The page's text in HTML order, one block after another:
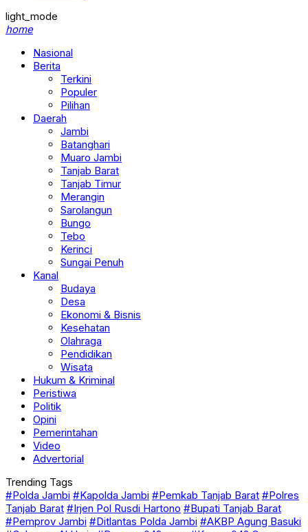
light_mode
home
Nasional
Berita
Terkini
Populer
Pilihan
Daerah
Jambi
Batanghari
Muaro Jambi
Tanjab Barat
Tanjab Timur
Merangin
Sarolangun
Bungo
Tebo
Kerinci
Sungai Penuh
Kanal
Budaya
Desa
Ekonomi & Bisnis
Kesehatan
Olahraga
Pendidikan
Wisata
Hukum & Kriminal
Peristiwa
Politik
Opini
Pemerintahan
Video
Advertorial
Trending Tags
#Polda Jambi #Kapolda Jambi #Pemkab Tanjab Barat #Polres
Tanjab Barat #Irjen Pol Rusdi Hartono #Bupati Tanjab Barat
#Pemprov Jambi #Ditlantas Polda Jambi #AKBP Agung Basuki